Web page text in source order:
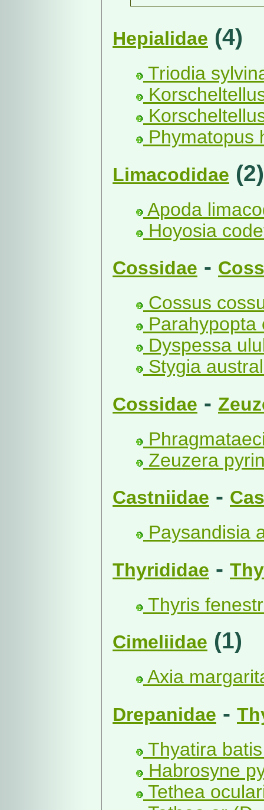
Hepialidae (4)
Triodia
Phymatopus
Limacodidae (2)
Apoda
Hoyosia
Cossidae -
Cossus
Parahypopta
Dyspessa
Stygia
Cossidae -
Zeuzera
Castniidae -
Paysandisia
Thyrididae -
Thyris
Cimeliidae (1)
Axia
Drepanidae -
Thyatira
Habrosyne
Tethea